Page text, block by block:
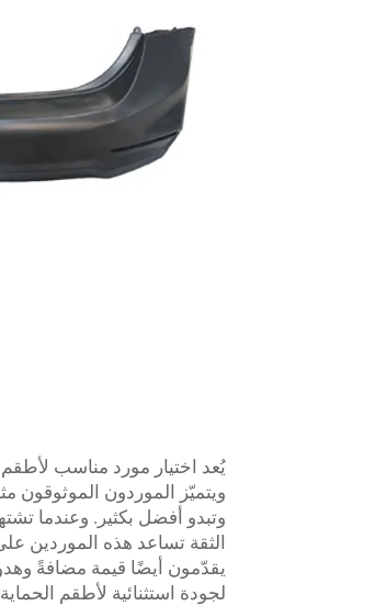
يُعد اختيار مورد مناسب لأطقم
ويتميّز الموردون الموثوقون
وتبدو أفضل بكثير. وعندما
الثقة تساعد هذه الموردين
يقدّمون أيضًا قيمة مضافةً
لجودة استثنائية لأطقم